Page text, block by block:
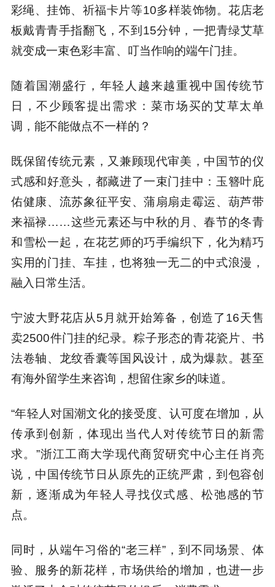
彩绳、挂饰、祈福卡片等10多样装饰物。花店老
板戴青青手指翻飞，不到15分钟，一把青绿艾草
就变成一束色彩丰富、叮当作响的端午门挂。
随着国潮盛行，年轻人越来越重视中国传统节
日，不少顾客提出需求：菜市场买的艾草太单
调，能不能做点不一样的？
既保留传统元素，又兼顾现代审美，中国节的仪
式感和好意头，都藏进了一束门挂中：玉簪叶庇
佑健康、流苏象征平安、蒲扇扇走霉运、葫芦带
来福禄……这些元素还与中秋的月、春节的冬青
和雪松一起，在花艺师的巧手编织下，化为精巧
实用的门挂、车挂，也将独一无二的中式浪漫，
融入日常生活。
宁波大野花店从5月就开始筹备，创造了16天售
卖2500件门挂的纪录。粽子形态的青花瓷片、书
法卷轴、龙纹香囊等国风设计，成为爆款。甚至
有海外留学生来咨询，想留住家乡的味道。
“年轻人对国潮文化的接受度、认可度在增加，从
传承到创新，体现出当代人对传统节日的新需
求。”浙江工商大学现代商贸研究中心主任肖亮
说，中国传统节日从原先的正统严肃，到包容创
新，逐渐成为年轻人寻找仪式感、松弛感的节
点。
同时，从端午习俗的“老三样”，到不同场景、体
验、服务的新花样，市场供给的增加，也进一步